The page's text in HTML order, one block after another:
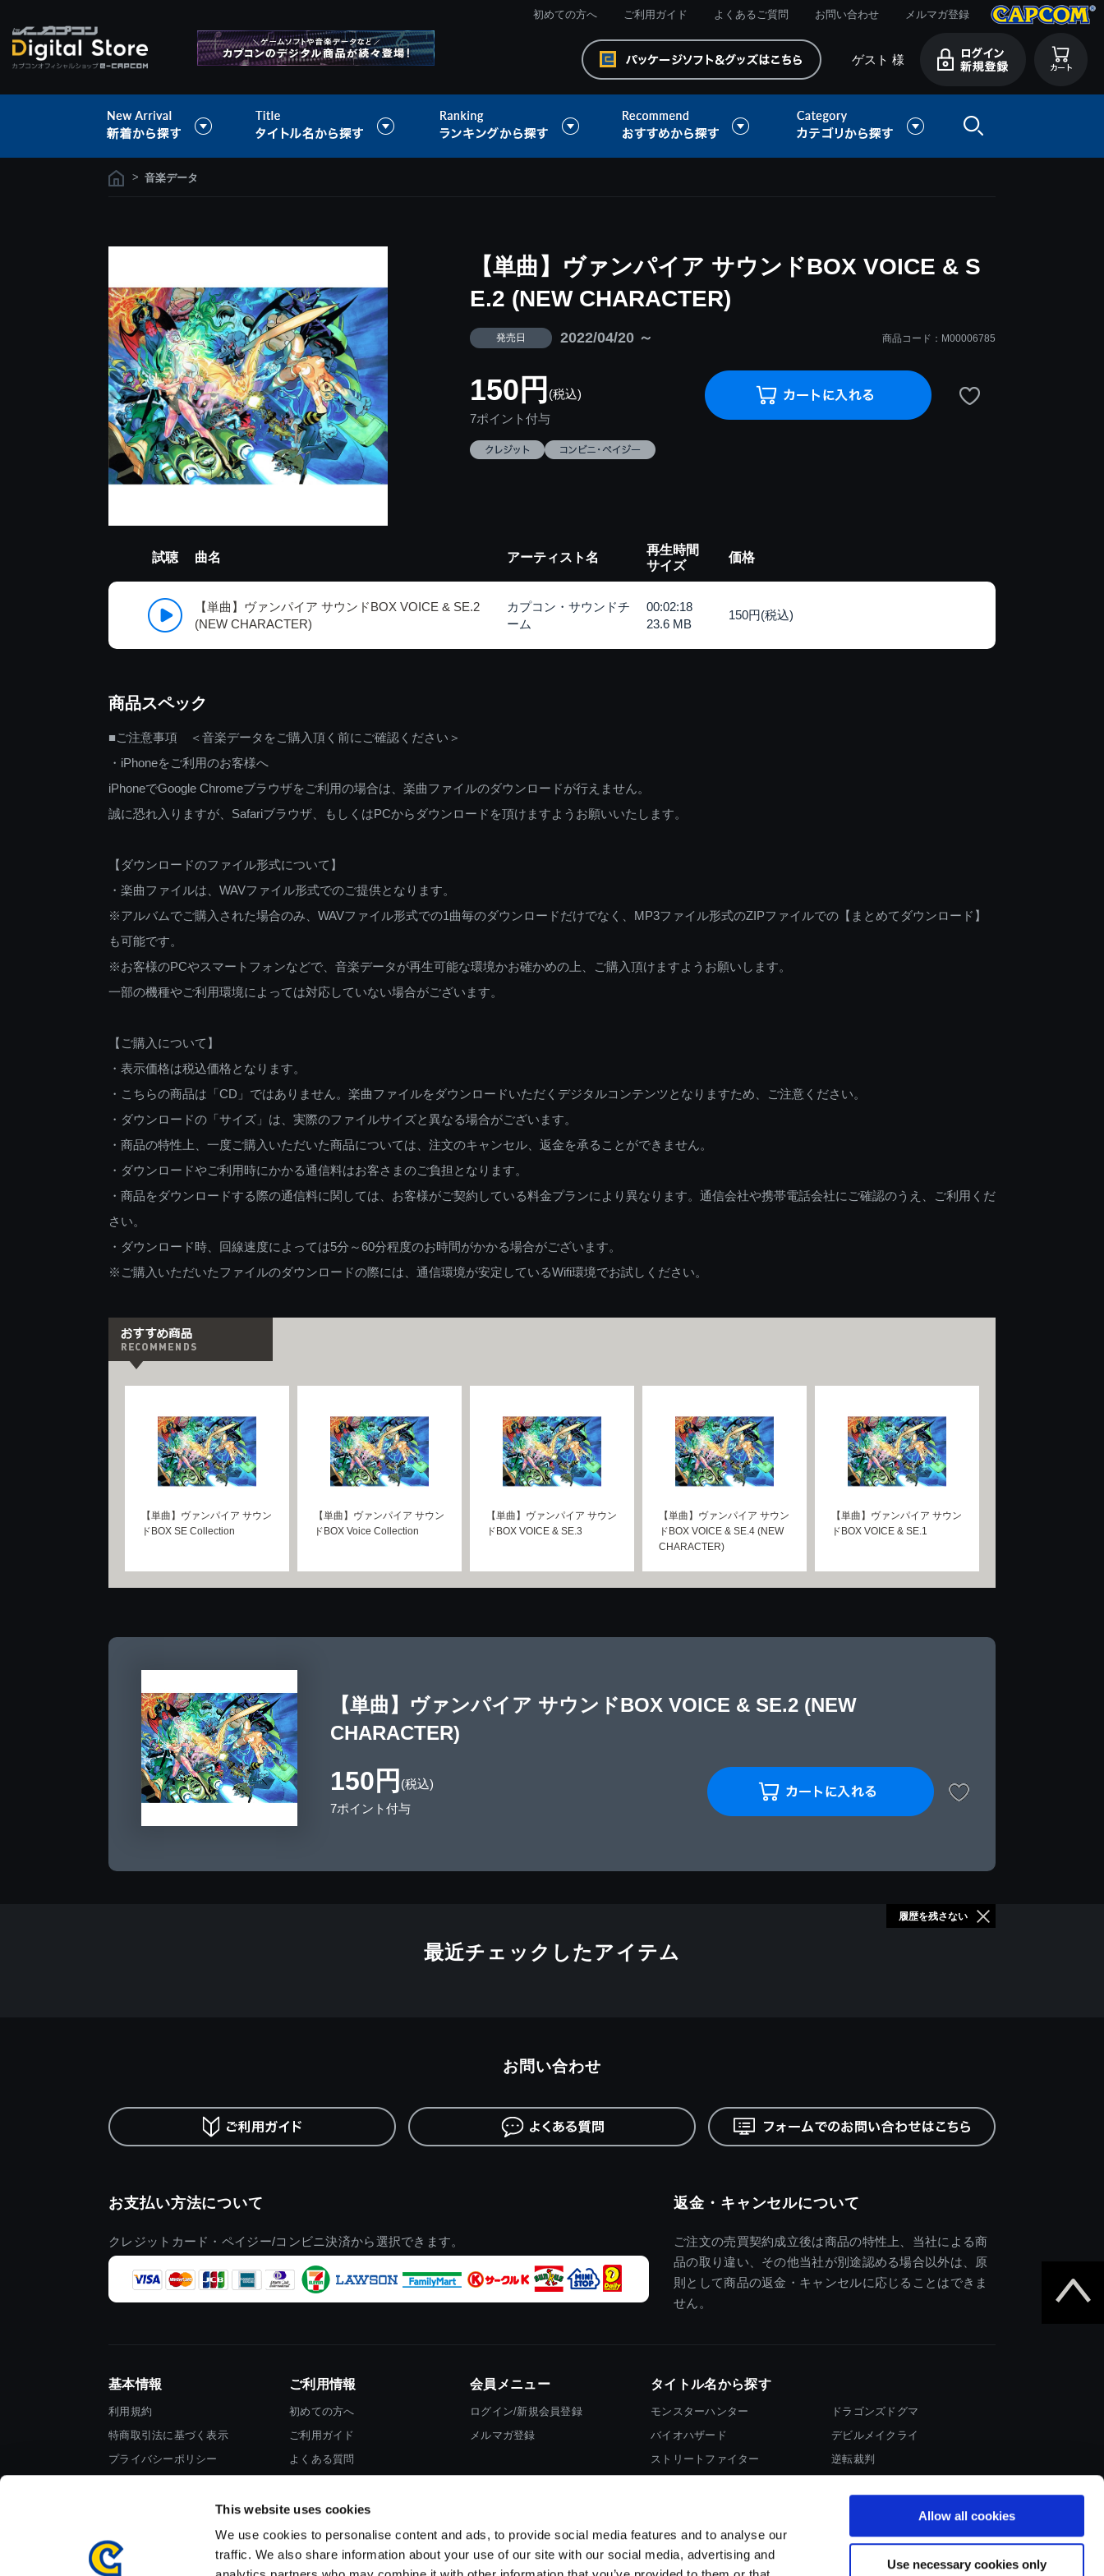
This website uses cookies
We use cookies to personalise content and ads, to provide social media features and to analyse our
traffic. We also share information about your use of our site with our social media, advertising and
Allow all cookies
Use necessary cookies only
初めての方へ ご利用ガイド よくあるご質問 お問い合わせ メルマガ登録
ゲスト 様
> 音楽データ
【単曲】ヴァンパイア サウンドBOX VOICE & S
E.2 (NEW CHARACTER)
発売日 2022/04/20 ～ 商品コード：M00006785
150円 (税込)
7ポイント付与
試聴 曲名 アーティスト名
再生時間
サイズ
価格
【単曲】ヴァンパイア サウンドBOX VOICE & SE.2
(NEW CHARACTER)
カプコン・サウンドチ
ーム
00:02:18
23.6 MB
150円(税込)
商品スペック
■ご注意事項 ＜音楽データをご購入頂く前にご確認ください＞
・iPhoneをご利用のお客様へ
iPhoneでGoogle Chromeブラウザをご利用の場合は、楽曲ファイルのダウンロードが行えません。
誠に恐れ入りますが、Safariブラウザ、もしくはPCからダウンロードを頂けますようお願いいたします。
【ダウンロードのファイル形式について】
・楽曲ファイルは、WAVファイル形式でのご提供となります。
※アルバムでご購入された場合のみ、WAVファイル形式での1曲毎のダウンロードだけでなく、MP3ファイル形式のZIPファイルでの【まとめてダウンロード】
も可能です。
※お客様のPCやスマートフォンなどで、音楽データが再生可能な環境かお確かめの上、ご購入頂けますようお願いします。
一部の機種やご利用環境によっては対応していない場合がございます。
【ご購入について】
・表示価格は税込価格となります。
・こちらの商品は「CD」ではありません。楽曲ファイルをダウンロードいただくデジタルコンテンツとなりますため、ご注意ください。
・ダウンロードの「サイズ」は、実際のファイルサイズと異なる場合がございます。
・商品の特性上、一度ご購入いただいた商品については、注文のキャンセル、返金を承ることができません。
・ダウンロードやご利用時にかかる通信料はお客さまのご負担となります。
・商品をダウンロードする際の通信料に関しては、お客様がご契約している料金プランにより異なります。通信会社や携帯電話会社にご確認のうえ、ご利用くだ
さい。
・ダウンロード時、回線速度によっては5分～60分程度のお時間がかかる場合がございます。
※ご購入いただいたファイルのダウンロードの際には、通信環境が安定しているWifi環境でお試しください。
【単曲】ヴァンパイア サウン
ドBOX SE Collection
【単曲】ヴァンパイア サウン
ドBOX Voice Collection
【単曲】ヴァンパイア サウン
ドBOX VOICE & SE.3
【単曲】ヴァンパイア サウン
ドBOX VOICE & SE.4 (NEW
CHARACTER)
【単曲】ヴァンパイア サウン
ドBOX VOICE & SE.1
【単曲】ヴァンパイア サウンドBOX VOICE & SE.2 (NEW
CHARACTER)
150円 (税込)
7ポイント付与
最近チェックしたアイテム
履歴を残さない
お支払い方法について
クレジットカード・ペイジー/コンビニ決済から選択できます。
返金・キャンセルについて
ご注文の売買契約成立後は商品の特性上、当社による商
品の取り違い、その他当社が別途認める場合以外は、原
則として商品の返金・キャンセルに応じることはできま
せん。
お問い合わせ
基本情報
利用規約
特商取引法に基づく表示
プライバシーポリシー
ご利用情報
初めての方へ
ご利用ガイド
よくある質問
会員メニュー
ログイン/新規会員登録
メルマガ登録
タイトル名から探す
モンスターハンター
バイオハザード
ストリートファイター
ドラゴンズドグマ
デビルメイクライ
逆転裁判